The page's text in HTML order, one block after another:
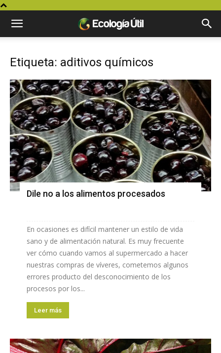
Etiqueta: aditivos químicos
Dile no a los alimentos procesados
En ocasiones es difícil mantener un estilo de vida
sano y de alimentación natural. Es muy frecuente
ver cómo cuando vamos al supermercado a hacer
nuestras compras de víveres, cometemos algunos
errores producto del desconocimiento de los
procesos por los...
Leer más